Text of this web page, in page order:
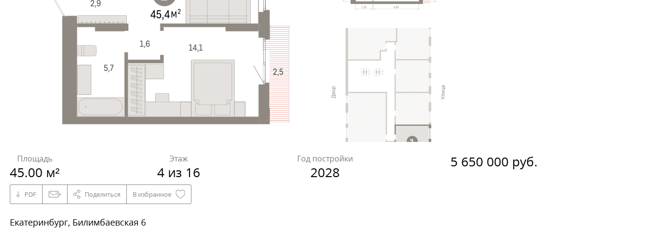
Площадь
45.00 м²
Этаж
4 из 16
Год постройки
2028
5 650 000 руб.
PDF Поделиться В избранное
Екатеринбург, Билимбаевская 6